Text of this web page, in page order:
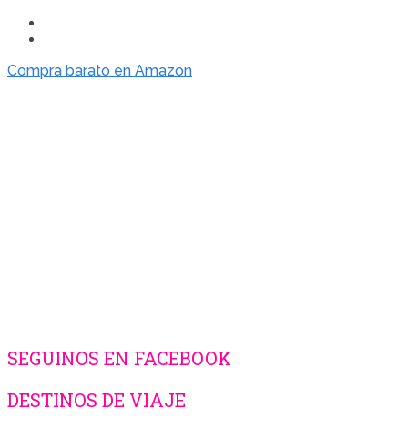
Compra barato en Amazon
SEGUINOS EN FACEBOOK
DESTINOS DE VIAJE